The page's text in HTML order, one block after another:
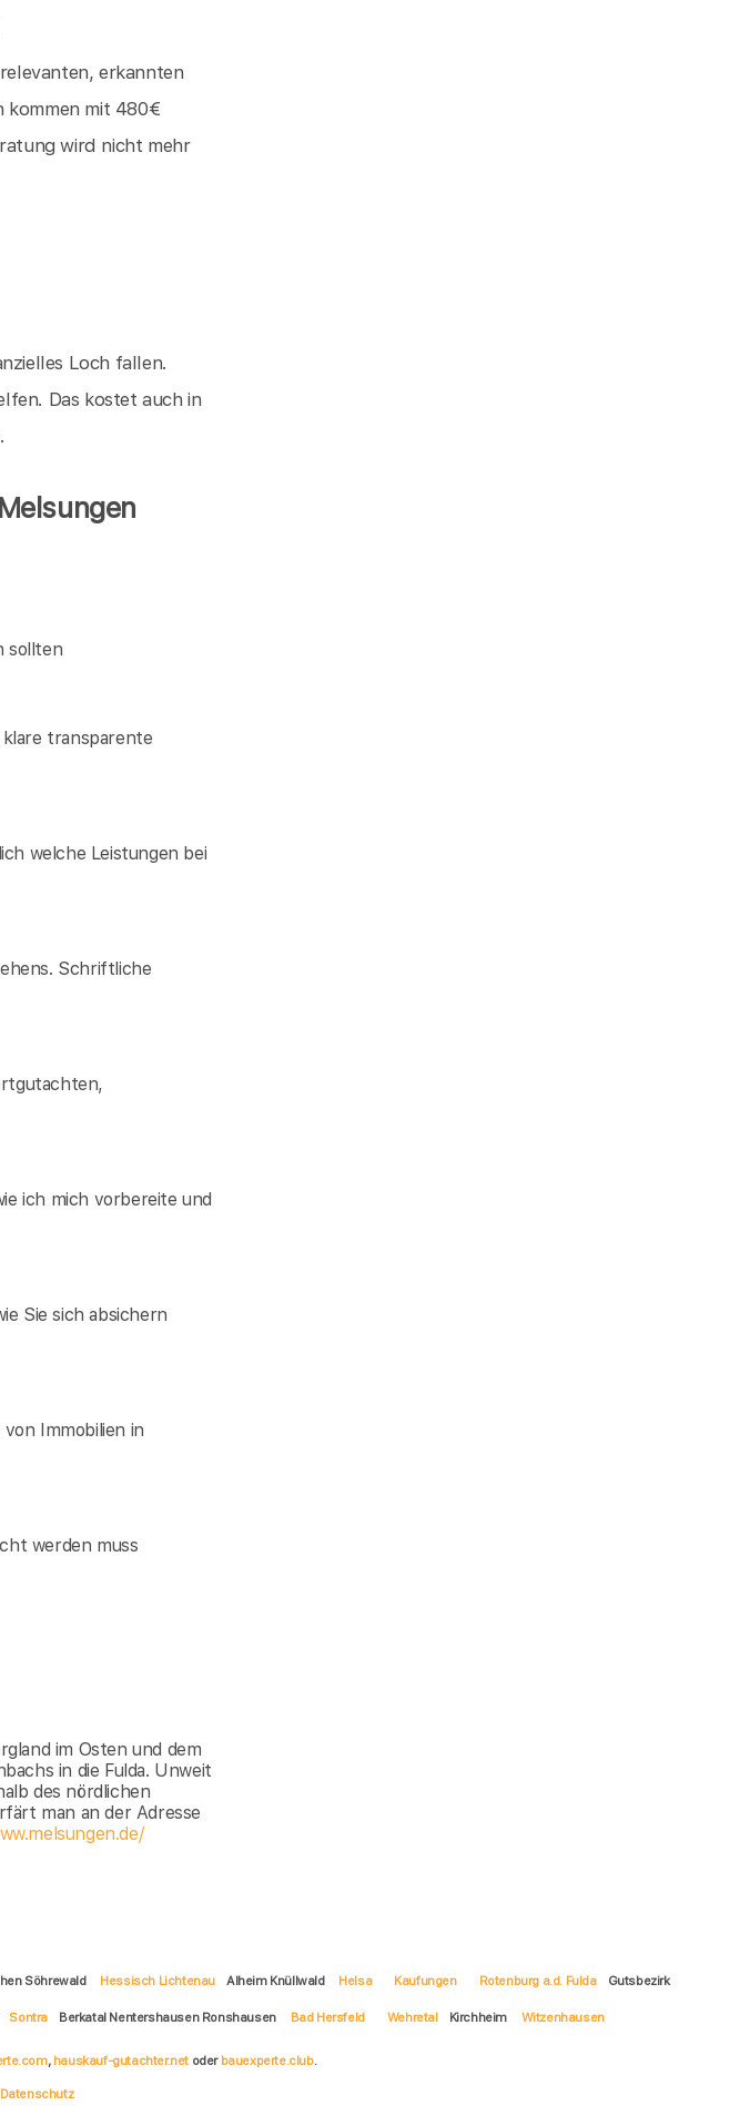
erkannten
kommen mit 480€
wird nicht mehr
Loch fallen.
Das kostet auch in
sollten
transparente
welche Leistungen bei
Schriftliche
ich mich vorbereite und
Sie sich absichern
Immobilien in
werden muss
im Osten und dem
in die Fulda. Unweit
des nördlichen
man an der Adresse
Söhrewald Hessisch Lichtenau Alheim Knüllwald Helsa Kaufungen Rotenburg a.d. Fulda Gutsbezirk
Sontra Berkatal Nentershausen Ronshausen Bad Hersfeld Wehretal Kirchheim Witzenhausen
, hauskauf-gutachter.net oder bauexperte.club.